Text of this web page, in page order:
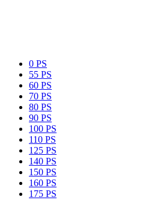
0 PS
55 PS
60 PS
70 PS
80 PS
90 PS
100 PS
110 PS
125 PS
140 PS
150 PS
160 PS
175 PS